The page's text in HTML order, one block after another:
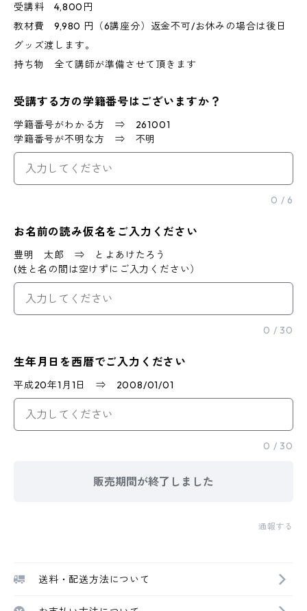
受講料 4,800円
教材費 9,980 円（6講座分）返金不可/お休みの場合は後日
グッズ渡します。
持ち物 全て講師が準備させて頂きます
受講する方の学籍番号はございますか？
学籍番号がわかる方 ⇒ 261001
学籍番号が不明な方 ⇒ 不明
0 / 6
お名前の読み仮名をご入力ください
豊明 太郎 ⇒ とよあけたろう
(姓と名の間は空けずにご入力ください）
0 / 30
生年月日を西暦でご入力ください
平成20年1月1日 ⇒ 2008/01/01
0 / 30
販売期間が終了しました
通報する
送料・配送方法について